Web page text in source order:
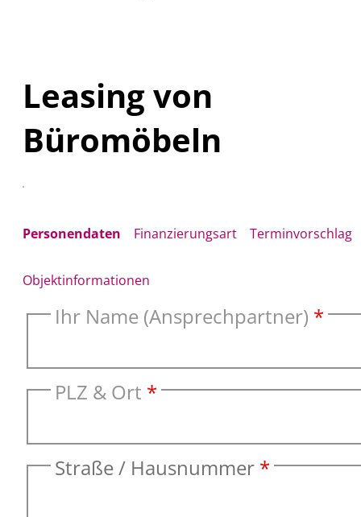
Leasing von
Büromöbeln
Personendaten Finanzierungsart Terminvorschlag
Objektinformationen
Ihr Name (Ansprechpartner) *
PLZ & Ort *
Straße / Hausnummer *